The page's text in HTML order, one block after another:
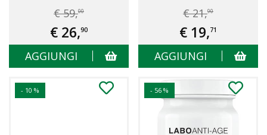
€ 59,00
€ 26,90
AGGIUNGI
€ 21,90
€ 19,71
AGGIUNGI
- 10 % - 56 %